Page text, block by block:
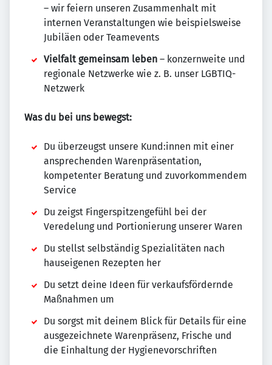
– wir feiern unseren Zusammenhalt mit
internen Veranstaltungen wie beispielsweise
Jubiläen oder Teamevents
Vielfalt gemeinsam leben – konzernweite und
regionale Netzwerke wie z. B. unser LGBTIQ-
Netzwerk
Was du bei uns bewegst:
Du überzeugst unsere Kund:innen mit einer
ansprechenden Warenpräsentation,
kompetenter Beratung und zuvorkommendem
Service
Du zeigst Fingerspitzengefühl bei der
Veredelung und Portionierung unserer Waren
Du stellst selbständig Spezialitäten nach
hauseigenen Rezepten her
Du setzt deine Ideen für verkaufsfördernde
Maßnahmen um
Du sorgst mit deinem Blick für Details für eine
ausgezeichnete Warenpräsenz, Frische und
die Einhaltung der Hygienevorschriften